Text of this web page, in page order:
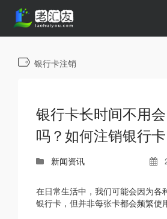
银行卡注销
银行卡长时间不用
吗？如何注销银行卡
新闻资讯
在日常生活中，我们可能会因为各
银行卡，但并非每张卡都会频繁使